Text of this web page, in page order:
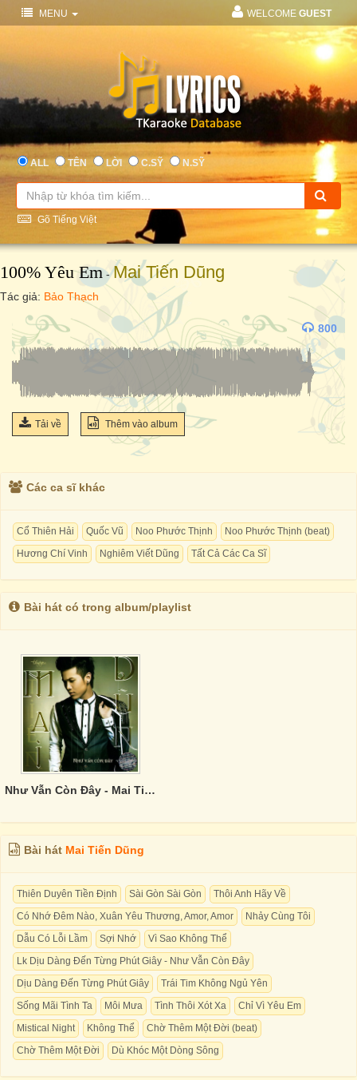
MENU WELCOME GUEST
ALL TÊN LỜI C.SỸ N.SỸ
Gõ Tiếng Việt
100% Yêu Em-Mai Tiến Dũng
Tác giả: Bảo Thạch
800
Tải về Thêm vào album
Các ca sĩ khác
Cổ Thiên Hải Quốc Vũ Noo Phước Thịnh
Noo Phước Thịnh (beat)
Hương Chí Vinh
Nghiêm Viết Dũng Tất Cả Các Ca Sĩ
Bài hát có trong album/playlist
Như Vẫn Còn Đây - Mai Tiến Dũng
Bài hát Mai Tiến Dũng
Thiên Duyên Tiền Định Sài Gòn Sài Gòn
Thôi Anh Hãy Về
Có Nhớ Đêm Nào, Xuân Yêu Thương, Amor, Amor
Nhảy Cùng Tôi
Dẫu Có Lỗi Lầm
Sợi Nhớ
Vì Sao Không Thể
Lk Dịu Dàng Đến Từng Phút Giây - Như Vẫn Còn Đây
Dịu Dàng Đến Từng Phút Giây
Trái Tim Không Ngủ Yên
Sống Mãi Tình Ta
Môi Mưa Tình Thôi Xót Xa
Chỉ Vì Yêu Em
Mistical Night
Không Thể
Chờ Thêm Một Đời (beat)
Chờ Thêm Một Đời
Dù Khóc Một Dòng Sông